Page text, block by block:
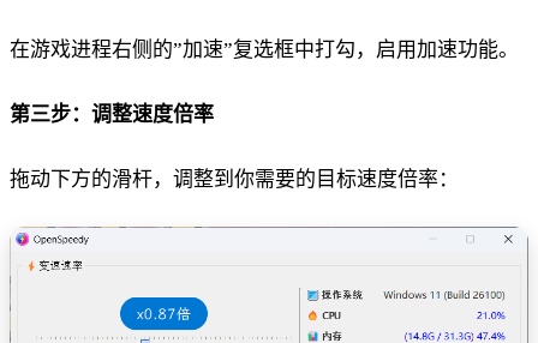
在游戏进程右侧的”加速”复选框中打勾，启用加速功能。
第三步：调整速度倍率
拖动下方的滑杆，调整到你需要的目标速度倍率：